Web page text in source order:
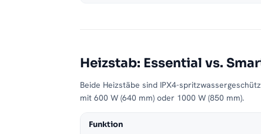
Heizstab: Essential vs.
Beide Heizstäbe sind IPX4-
mit 600 W (640 mm) oder 1000 W (850 mm).
Funktion